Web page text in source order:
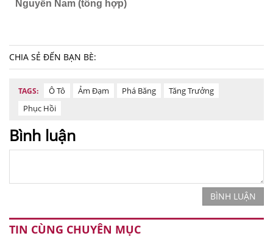
Nguyễn Nam (tổng hợp)
CHIA SẺ ĐẾN BẠN BÈ:
TAGS: Ô Tô Ảm Đạm Phá Băng
Tăng Trưởng
Phục Hồi
Bình luận
BÌNH LUẬN
TIN CÙNG CHUYÊN MỤC